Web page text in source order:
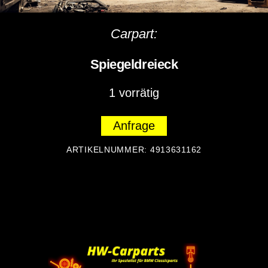
Carpart:
Spiegeldreieck
1 vorrätig
Anfrage
ARTIKELNUMMER: 4913631162